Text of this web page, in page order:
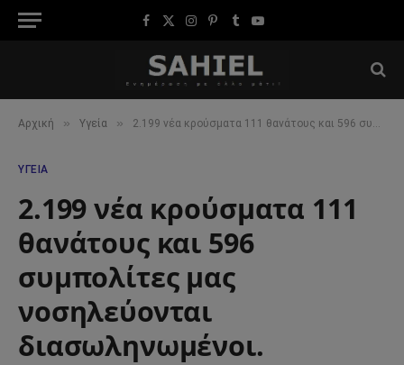
Facebook
X
Instagram
Pinterest
TumblrYouTube
Αρχική » Υγεία » 2.199 νέα κρούσματα 111 θανάτους και 596 συμπολίτες μας νοσηλεύονται διασωληνωμένοι.
ΥΓΕΊΑ
2.199 νέα κρούσματα 111
θανάτους και 596
συμπολίτες μας
νοσηλεύονται
διασωληνωμένοι.